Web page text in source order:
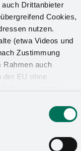
Drittanbieter
Cookies,
nutzen.
(etwa Videos und
Zustimmung
Rahmen auch
der EU ohne
zugreifen, ohne
Rechtsmittel
willigen Sie in die
die